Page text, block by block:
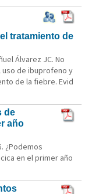
tratamiento de
Álvarez JC. No
de ibuprofeno y
de la fiebre. Evid
de
año
¿Podemos
en el primer año